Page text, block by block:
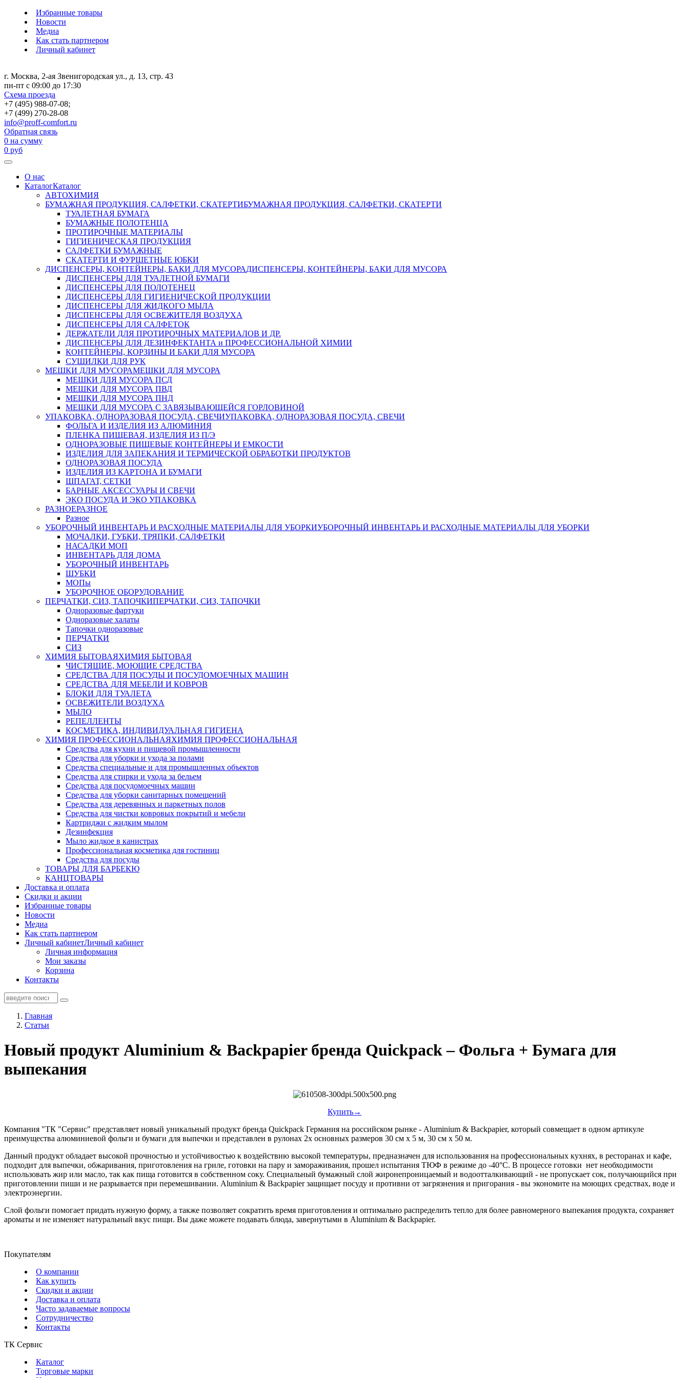
Избранные товары
Новости
Медиа
Как стать партнером
Личный кабинет
г. Москва, 2-ая Звенигородская ул., д. 13, стр. 43
пн-пт с 09:00 до 17:30
Схема проезда
+7 (495) 988-07-08;
+7 (499) 270-28-08
info@proff-comfort.ru
Обратная связь
0 на сумму
0 руб
О нас
КаталогКаталог
АВТОХИМИЯ
БУМАЖНАЯ ПРОДУКЦИЯ, САЛФЕТКИ, СКАТЕРТИБУМАЖНАЯ ПРОДУКЦИЯ, САЛФЕТКИ, СКАТЕРТИ
ТУАЛЕТНАЯ БУМАГА
БУМАЖНЫЕ ПОЛОТЕНЦА
ПРОТИРОЧНЫЕ МАТЕРИАЛЫ
ГИГИЕНИЧЕСКАЯ ПРОДУКЦИЯ
САЛФЕТКИ БУМАЖНЫЕ
СКАТЕРТИ И ФУРШЕТНЫЕ ЮБКИ
ДИСПЕНСЕРЫ, КОНТЕЙНЕРЫ, БАКИ ДЛЯ МУСОРАДИСПЕНСЕРЫ, КОНТЕЙНЕРЫ, БАКИ ДЛЯ МУСОРА
ДИСПЕНСЕРЫ ДЛЯ ТУАЛЕТНОЙ БУМАГИ
ДИСПЕНСЕРЫ ДЛЯ ПОЛОТЕНЕЦ
ДИСПЕНСЕРЫ ДЛЯ ГИГИЕНИЧЕСКОЙ ПРОДУКЦИИ
ДИСПЕНСЕРЫ ДЛЯ ЖИДКОГО МЫЛА
ДИСПЕНСЕРЫ ДЛЯ ОСВЕЖИТЕЛЯ ВОЗДУХА
ДИСПЕНСЕРЫ ДЛЯ САЛФЕТОК
ДЕРЖАТЕЛИ ДЛЯ ПРОТИРОЧНЫХ МАТЕРИАЛОВ И ДР.
ДИСПЕНСЕРЫ ДЛЯ ДЕЗИНФЕКТАНТА и ПРОФЕССИОНАЛЬНОЙ ХИМИИ
КОНТЕЙНЕРЫ, КОРЗИНЫ И БАКИ ДЛЯ МУСОРА
СУШИЛКИ ДЛЯ РУК
МЕШКИ ДЛЯ МУСОРАМЕШКИ ДЛЯ МУСОРА
МЕШКИ ДЛЯ МУСОРА ПСД
МЕШКИ ДЛЯ МУСОРА ПВД
МЕШКИ ДЛЯ МУСОРА ПНД
МЕШКИ ДЛЯ МУСОРА С ЗАВЯЗЫВАЮЩЕЙСЯ ГОРЛОВИНОЙ
УПАКОВКА, ОДНОРАЗОВАЯ ПОСУДА, СВЕЧИУПАКОВКА, ОДНОРАЗОВАЯ ПОСУДА, СВЕЧИ
ФОЛЬГА И ИЗДЕЛИЯ ИЗ АЛЮМИНИЯ
ПЛЕНКА ПИЩЕВАЯ, ИЗДЕЛИЯ ИЗ П/Э
ОДНОРАЗОВЫЕ ПИЩЕВЫЕ КОНТЕЙНЕРЫ И ЕМКОСТИ
ИЗДЕЛИЯ ДЛЯ ЗАПЕКАНИЯ И ТЕРМИЧЕСКОЙ ОБРАБОТКИ ПРОДУКТОВ
ОДНОРАЗОВАЯ ПОСУДА
ИЗДЕЛИЯ ИЗ КАРТОНА И БУМАГИ
ШПАГАТ, СЕТКИ
БАРНЫЕ АКСЕССУАРЫ И СВЕЧИ
ЭКО ПОСУДА И ЭКО УПАКОВКА
РАЗНОЕРАЗНОЕ
Разное
УБОРОЧНЫЙ ИНВЕНТАРЬ И РАСХОДНЫЕ МАТЕРИАЛЫ ДЛЯ УБОРКИУБОРОЧНЫЙ ИНВЕНТАРЬ И РАСХОДНЫЕ МАТЕРИАЛЫ ДЛЯ УБОРКИ
МОЧАЛКИ, ГУБКИ, ТРЯПКИ, САЛФЕТКИ
НАСАДКИ МОП
ИНВЕНТАРЬ ДЛЯ ДОМА
УБОРОЧНЫЙ ИНВЕНТАРЬ
ШУБКИ
МОПы
УБОРОЧНОЕ ОБОРУДОВАНИЕ
ПЕРЧАТКИ, СИЗ, ТАПОЧКИПЕРЧАТКИ, СИЗ, ТАПОЧКИ
Одноразовые фартуки
Одноразовые халаты
Тапочки одноразовые
ПЕРЧАТКИ
СИЗ
ХИМИЯ БЫТОВАЯХИМИЯ БЫТОВАЯ
ЧИСТЯЩИЕ, МОЮЩИЕ СРЕДСТВА
СРЕДСТВА ДЛЯ ПОСУДЫ И ПОСУДОМОЕЧНЫХ МАШИН
СРЕДСТВА ДЛЯ МЕБЕЛИ И КОВРОВ
БЛОКИ ДЛЯ ТУАЛЕТА
ОСВЕЖИТЕЛИ ВОЗДУХА
МЫЛО
РЕПЕЛЛЕНТЫ
КОСМЕТИКА, ИНДИВИДУАЛЬНАЯ ГИГИЕНА
ХИМИЯ ПРОФЕССИОНАЛЬНАЯХИМИЯ ПРОФЕССИОНАЛЬНАЯ
Средства для кухни и пищевой промышленности
Средства для уборки и ухода за полами
Средства специальные и для промышленных объектов
Средства для стирки и ухода за бельем
Средства для посудомоечных машин
Средства для уборки санитарных помещений
Средства для деревянных и паркетных полов
Средства для чистки ковровых покрытий и мебели
Картриджи с жидким мылом
Дезинфекция
Мыло жидкое в канистрах
Профессиональная косметика для гостиниц
Средства для посуды
ТОВАРЫ ДЛЯ БАРБЕКЮ
КАНЦТОВАРЫ
Доставка и оплата
Скидки и акции
Избранные товары
Новости
Медиа
Как стать партнером
Личный кабинетЛичный кабинет
Личная информация
Мои заказы
Корзина
Контакты
Главная
Статьи
Новый продукт Aluminium & Backpapier бренда Quickpack – Фольга + Бумага для
выпекания
Купить→
Компания "ТК "Сервис" представляет новый уникальный продукт бренда Quickpack Германия на российском рынке - Aluminium & Backpapier, который совмещает в одном артикуле
преимущества алюминиевой фольги и бумаги для выпечки и представлен в рулонах 2х основных размеров 30 см х 5 м, 30 см х 50 м.
Данный продукт обладает высокой прочностью и устойчивостью к воздействию высокой температуры, предназначен для использования на профессиональных кухнях, в ресторанах и кафе,
подходит для выпечки, обжаривания, приготовления на гриле, готовки на пару и замораживания, прошел испытания ТЮФ в режиме до -40°С. В процессе готовки нет необходимости
использовать жир или масло, так как пища готовится в собственном соку. Специальный бумажный слой жиронепроницаемый и водоотталкивающий - не пропускает сок, получающийся при
приготовлении пиши и не разрывается при перемешивании. Aluminium & Backpapier защищает посуду и противни от загрязнения и пригорания - вы экономите на моющих средствах, воде и
электроэнергии.
Слой фольги помогает придать нужную форму, а также позволяет сократить время приготовления и оптимально распределить тепло для более равномерного выпекания продукта, сохраняет
ароматы и не изменяет натуральный вкус пищи. Вы даже можете подавать блюда, завернутыми в Aluminium & Backpapier.
Покупателям
О компании
Как купить
Скидки и акции
Доставка и оплата
Часто задаваемые вопросы
Сотрудничество
Контакты
ТК Сервис
Каталог
Торговые марки